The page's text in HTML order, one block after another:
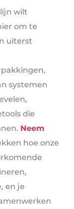
wilt
om te
uiterst
systemen
die
Neem
hoe onze
en je